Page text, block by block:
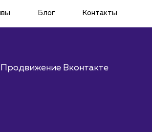
Блог Контакты
Продвижение Вконтакте